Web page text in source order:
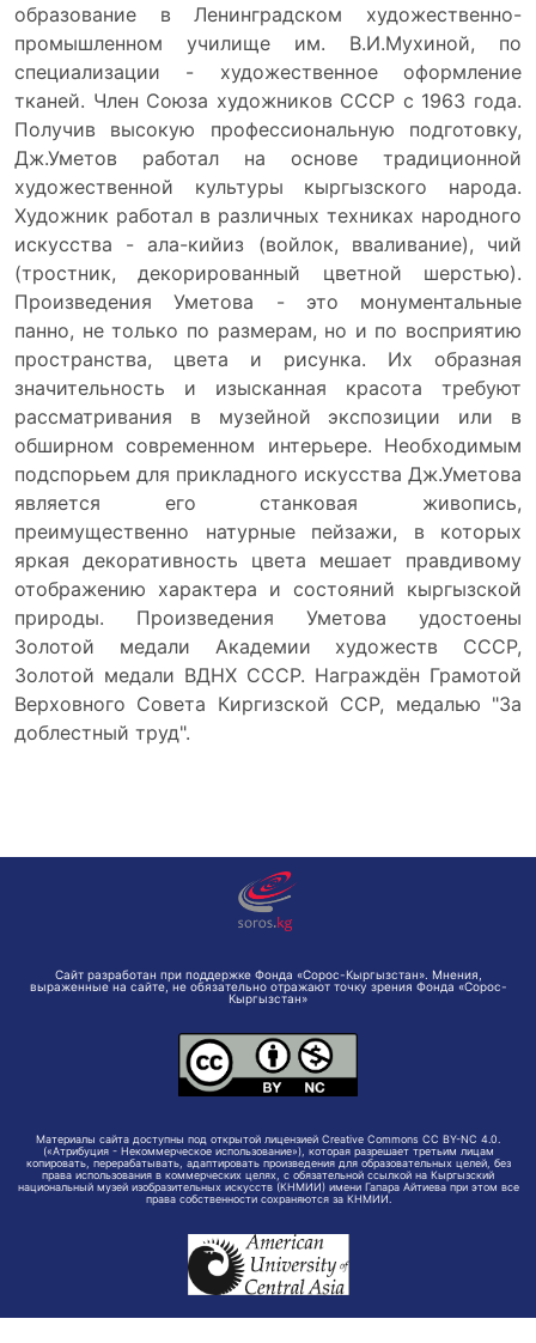
образование в Ленинградском художественно-
промышленном училище им. В.И.Мухиной, по
специализации - художественное оформление
тканей. Член Союза художников СССР с 1963 года.
Получив высокую профессиональную подготовку,
Дж.Уметов работал на основе традиционной
художественной культуры кыргызского народа.
Художник работал в различных техниках народного
искусства - ала-кийиз (войлок, вваливание), чий
(тростник, декорированный цветной шерстью).
Произведения Уметова - это монументальные
панно, не только по размерам, но и по восприятию
пространства, цвета и рисунка. Их образная
значительность и изысканная красота требуют
рассматривания в музейной экспозиции или в
обширном современном интерьере. Необходимым
подспорьем для прикладного искусства Дж.Уметова
является его станковая живопись,
преимущественно натурные пейзажи, в которых
яркая декоративность цвета мешает правдивому
отображению характера и состояний кыргызской
природы. Произведения Уметова удостоены
Золотой медали Академии художеств СССР,
Золотой медали ВДНХ СССР. Награждён Грамотой
Верховного Совета Киргизской ССР, медалью "За
доблестный труд".
Сайт разработан при поддержке Фонда «Сорос-Кыргызстан». Мнения,
выраженные на сайте, не обязательно отражают точку зрения Фонда «Сорос-
Кыргызстан»
Материалы сайта доступны под открытой лицензией Creative Commons CC BY-NC 4.0.
(«Атрибуция - Некоммерческое использование»), которая разрешает третьим лицам
копировать, перерабатывать, адаптировать произведения для образовательных целей, без
права использования в коммерческих целях, с обязательной ссылкой на Кыргызский
национальный музей изобразительных искусств (КНМИИ) имени Гапара Айтиева при этом все
права собственности сохраняются за КНМИИ.